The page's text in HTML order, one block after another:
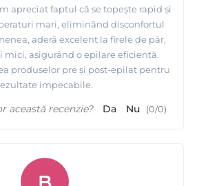
apreciat faptul că se topește rapid și
mari, eliminând disconfortul
aderă excelent la firele de păr,
mici, asigurând o epilare eficientă.
produselor pre și post-epilat pentru
impecabile.
această recenzie? Da Nu (0/0)